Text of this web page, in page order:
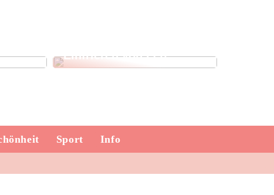
Einfrieren von Fett
Sport Info